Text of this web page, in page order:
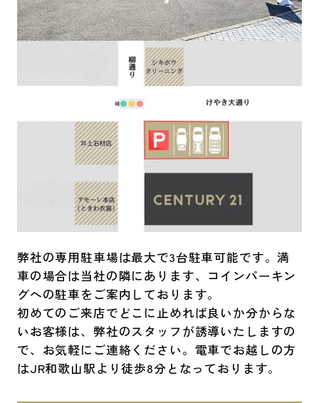
弊社の専用駐車場は最大で3台駐車可能です。満
車の場合は当社の隣にあります、コインパーキン
グへの駐車をご案内しております。
初めてのご来店でどこに止めれば良いか分からな
いお客様は、弊社のスタッフが誘導いたしますの
で、お気軽にご連絡ください。電車でお越しの方
はJR和歌山駅より徒歩8分となっております。